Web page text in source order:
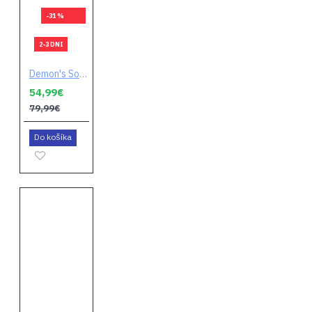
-31 %
2-3 DNI
Demon's Souls
54,99€
79,99€
Do košíka